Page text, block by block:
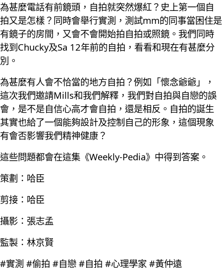
為甚麼電話有前鏡頭，自拍就突然爆紅？史上第一個自
拍又是怎樣？同時會舉行實測，測試mm的同事當困住是
有鏡子的房間，又會不會開始拍自拍或照鏡。我們同時
找到Chucky及Sa 12年前的自拍，看看和現在有甚麼分
別。
為甚麼有人會不恰當的地方自拍？例如「懷念爺爺」，
這次我們邀請Mills和我們解釋，我們對自拍與自戀的誤
會，是不是自信心高才會自拍，還是相反。自拍的誕生
其實也給了一個能夠設計及控制自己的形象，這個現象
有會否影響我們精神健康？
這些問題都會在這集《Weekly-Pedia》中得到答案。
策劃：哈臣
剪接：哈臣
攝影：張志孟
監製：林京賢
#實測 #偷拍 #自戀 #自拍 #心理學家 #黃仲遠